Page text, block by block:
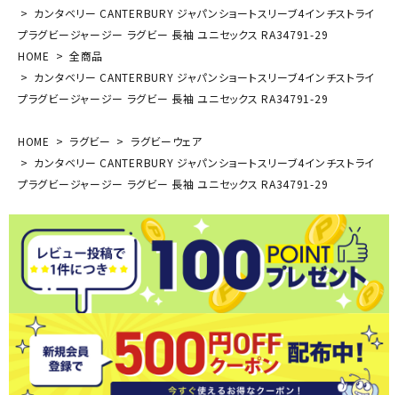
カンタベリー CANTERBURY ジャパンショートスリーブ4インチストライ
プラグビージャージー ラグビー 長袖 ユニセックス RA34791-29
HOME
全商品
カンタベリー CANTERBURY ジャパンショートスリーブ4インチストライ
プラグビージャージー ラグビー 長袖 ユニセックス RA34791-29
HOME ラグビー
ラグビーウェア
カンタベリー CANTERBURY ジャパンショートスリーブ4インチストライ
プラグビージャージー ラグビー 長袖 ユニセックス RA34791-29